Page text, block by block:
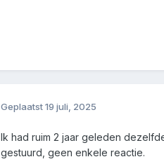
Geplaatst19 juli, 2025
Ik had ruim 2 jaar geleden
gestuurd, geen enkele reactie.